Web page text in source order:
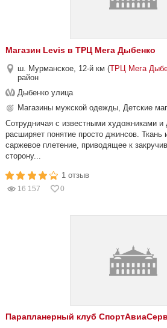
Магазин Levis в ТРЦ Мега Дыбенко
ш. Мурманское, 12-й км (ТРЦ Мега
район
Дыбенко улица
Магазины мужской одежды, Детские
Cотрудничая с известными художниками и
расширяет понятие просто джинсов. Ткань
саржевое плетение, приводящее к
сторону...
1 отзыв
16 157 0
Парапланерный клуб